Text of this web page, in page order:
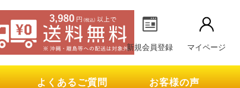
新規会員登録 マイページ
よくあるご質問 お客様の声